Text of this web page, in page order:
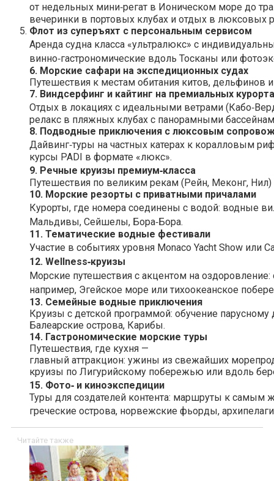
от недельных мини‑регат в Ионическом море до
вечеринки в портовых клубах и отдых в люксовых
Флот из суперъяхт с персональным сервисом
Аренда судна класса «ультралюкс» с
винно‑гастрономические вдоль Тосканы или
6. Морские сафари на экспедиционных судах
Путешествия к местам обитания китов, дельфинов
7. Виндсерфинг и кайтинг на премиальных
Отдых в локациях с идеальными ветрами
релакс в пляжных клубах с панорамными
8. Подводные приключения с люксовым
Дайвинг‑туры на частных катерах к коралловым
курсы PADI в формате «люкс».
9. Речные круизы премиум‑класса
Путешествия по великим рекам (Рейн, Меконг, Нил)
10. Морские резорты с приватными причалами
Курорты, где номера соединены с водой: водные
Мальдивы, Сейшелы, Бора‑Бора.
11. Тематические водные фестивали
Участие в событиях уровня Monaco Yacht Show или
12. Wellness‑круизы
Морские путешествия с акцентом на
например, Эгейское море или тихоокеанское
13. Семейные водные приключения
Круизы с детской программой: обучение
Балеарские острова, Карибы.
14. Гастрономические морские туры
Путешествия, где кухня —
главный аттракцион: ужины из свежайших
круизы по Лигурийскому побережью или вдоль
15. Фото‑ и киноэкспедиции
Туры для создателей контента: маршруты к самым
греческие острова, норвежские фьорды,
Читайте также